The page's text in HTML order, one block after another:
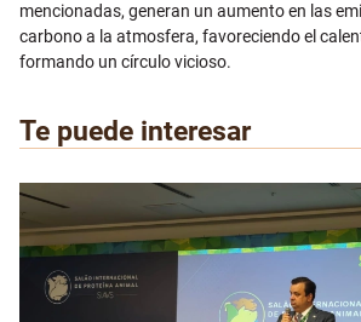
mencionadas, generan un aumento en las
carbono a la atmosfera, favoreciendo el
formando un círculo vicioso.
Te puede interesar